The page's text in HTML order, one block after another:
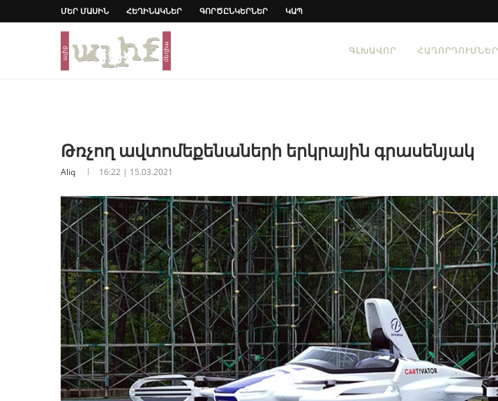
ՄԵՐ ՄԱՍԻՆ ՀԵՂԻՆԱԿՆԵՐ ԳՈՐԾԸՆԿԵՐՆԵՐ ԿԱՊ
ԳԼԽԱՎՈՐ ՀԱՂՈՐԴՈՒՄՆԵՐ
Թռչող ավտոմեքենաների երկրային գրասենյակ
Aliq 16:22 | 15.03.2021